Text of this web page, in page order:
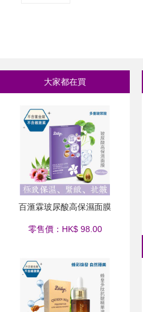
大家都在買
百滙霖玻尿酸高保濕面膜
零售價：HK$ 98.00